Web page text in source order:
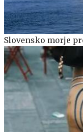
Slovensko morje